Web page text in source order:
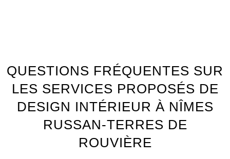
QUESTIONS FRÉQUENTES SUR
LES SERVICES PROPOSÉS DE
DESIGN INTÉRIEUR À NÎMES
RUSSAN-TERRES DE
ROUVIÈRE